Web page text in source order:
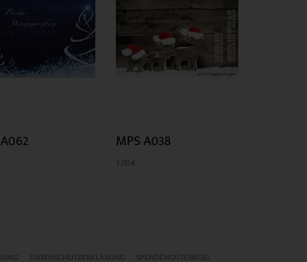
MPS A038
1,00 €
DATENSCHUTZERKLÄRUNG SPENDENGÜTESIEGEL